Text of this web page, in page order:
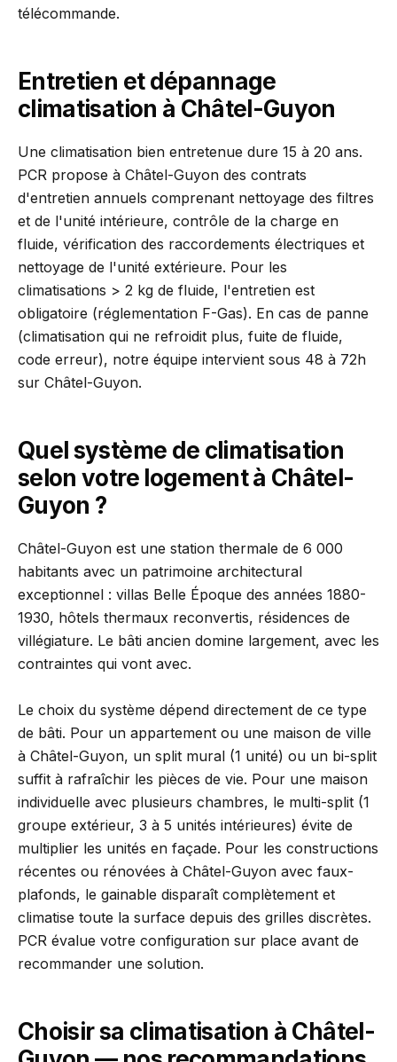
télécommande.
Entretien et dépannage
climatisation à Châtel-Guyon
Une climatisation bien entretenue dure 15 à 20 ans.
PCR propose à Châtel-Guyon des contrats
d'entretien annuels comprenant nettoyage des filtres
et de l'unité intérieure, contrôle de la charge en
fluide, vérification des raccordements électriques et
nettoyage de l'unité extérieure. Pour les
climatisations > 2 kg de fluide, l'entretien est
obligatoire (réglementation F-Gas). En cas de panne
(climatisation qui ne refroidit plus, fuite de fluide,
code erreur), notre équipe intervient sous 48 à 72h
sur Châtel-Guyon.
Quel système de climatisation
selon votre logement à Châtel-
Guyon ?
Châtel-Guyon est une station thermale de 6 000
habitants avec un patrimoine architectural
exceptionnel : villas Belle Époque des années 1880-
1930, hôtels thermaux reconvertis, résidences de
villégiature. Le bâti ancien domine largement, avec les
contraintes qui vont avec.
Le choix du système dépend directement de ce type
de bâti. Pour un appartement ou une maison de ville
à Châtel-Guyon, un split mural (1 unité) ou un bi-split
suffit à rafraîchir les pièces de vie. Pour une maison
individuelle avec plusieurs chambres, le multi-split (1
groupe extérieur, 3 à 5 unités intérieures) évite de
multiplier les unités en façade. Pour les constructions
récentes ou rénovées à Châtel-Guyon avec faux-
plafonds, le gainable disparaît complètement et
climatise toute la surface depuis des grilles discrètes.
PCR évalue votre configuration sur place avant de
recommander une solution.
Choisir sa climatisation à Châtel-